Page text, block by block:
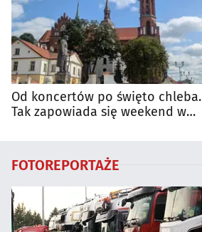
Od koncertów po święto chleba.
Tak zapowiada się weekend w
FOTOREPORTAŻE